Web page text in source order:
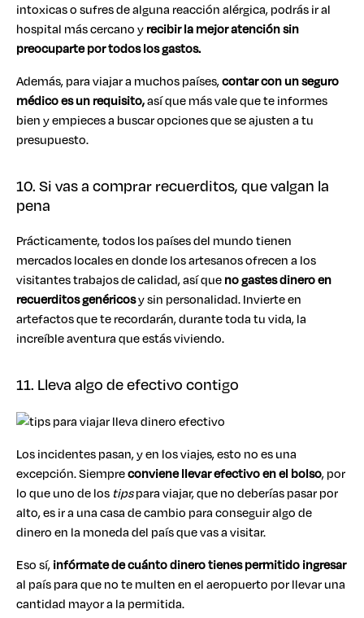
intoxicas o sufres de alguna reacción alérgica, podrás ir al
hospital más cercano yrecibir la mejor atenciónsin
preocuparte por todos los gastos.
Además, para viajar a muchos países,contar con un seguro
médico es un requisito,así que más vale que te informes
bien y empieces a buscar opciones que se ajusten a tu
presupuesto.
10. Si vas a comprar recuerditos, que valgan la
pena
Prácticamente, todos los países del mundo tienen
mercados locales en donde los artesanos ofrecen a los
visitantes trabajos de calidad, así queno gastes dinero en
recuerditos genéricosy sin personalidad. Invierte en
artefactos que te recordarán, durante toda tu vida, la
increíble aventura que estás viviendo.
11. Lleva algo de efectivo contigo
Los incidentes pasan, y en los viajes, esto no es una
excepción. Siempreconviene llevar efectivo en el bolso, por
lo que uno de los tipspara viajar, que no deberías pasar por
alto, es ir a una casa de cambio para conseguir algo de
dinero en la moneda del país que vas a visitar.
Eso sí,infórmate de cuánto dinero tienes permitido ingresar
al país para que no te multen en el aeropuerto por llevar una
cantidad mayor a la permitida.